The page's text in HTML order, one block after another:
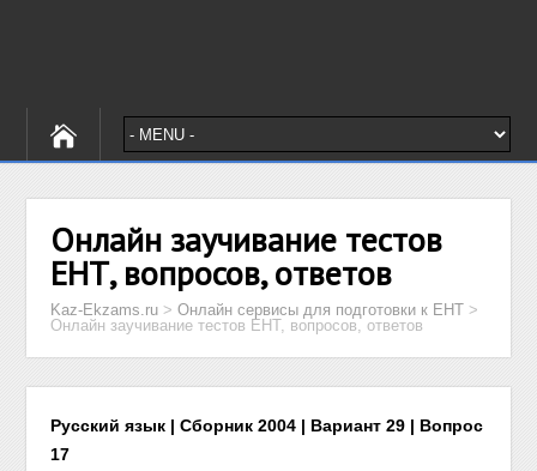
Онлайн заучивание тестов
ЕНТ, вопросов, ответов
Kaz-Ekzams.ru >Онлайн сервисы для подготовки к ЕНТ >
Онлайн заучивание тестов ЕНТ, вопросов, ответов
Русский язык | Сборник 2004 | Вариант 29 | Вопрос
17